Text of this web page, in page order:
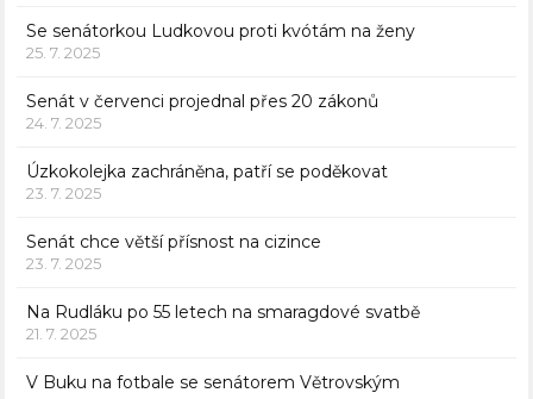
Se senátorkou Ludkovou proti kvótám na ženy
25. 7. 2025
Senát v červenci projednal přes 20 zákonů
24. 7. 2025
Úzkokolejka zachráněna, patří se poděkovat
23. 7. 2025
Senát chce větší přísnost na cizince
23. 7. 2025
Na Rudláku po 55 letech na smaragdové svatbě
21. 7. 2025
V Buku na fotbale se senátorem Větrovským